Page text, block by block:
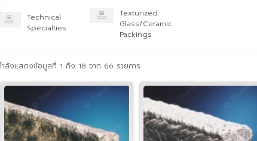
Technical
Specialties
Texturized
Glass/Ceramic
Packings
ลังแสดงข้อมูลที่ 1 ถึง 18 จาก 66 รายการ